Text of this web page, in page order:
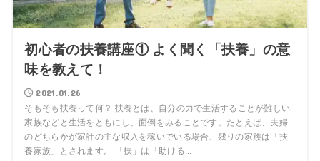
初心者の扶養講座① よく聞く「扶養」の意
味を教えて！
2021.01.26
そもそも扶養って何？ 扶養とは、自分の力で生活することが難しい
家族などと生活をともにし、面倒をみることです。たとえば、夫婦
のどちらかが家計の主な収入を稼いでいる場合、残りの家族は「扶
養家族」とされます。 「扶」は「助ける...